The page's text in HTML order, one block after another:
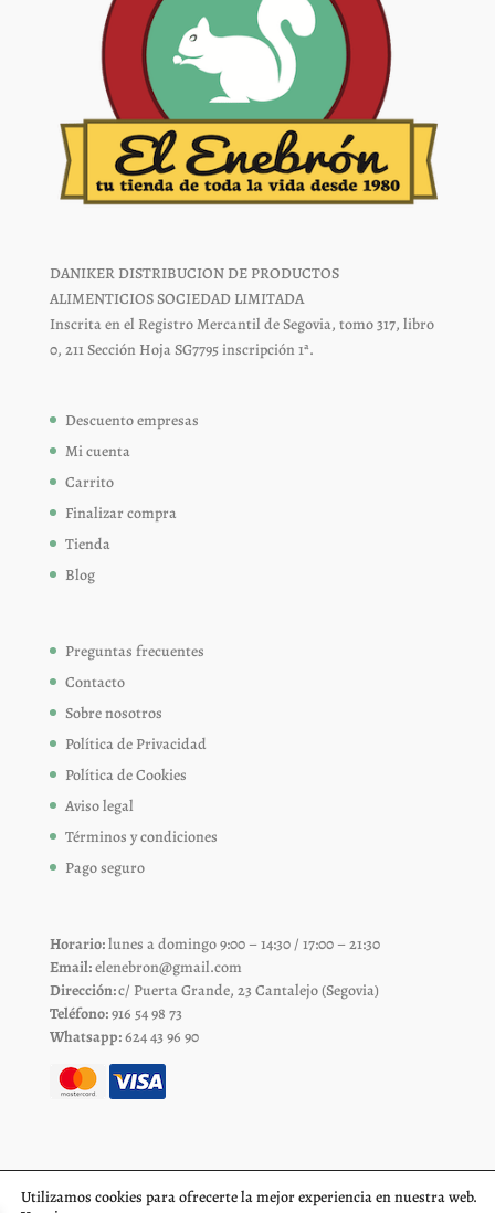
DANIKER DISTRIBUCION DE PRODUCTOS
ALIMENTICIOS SOCIEDAD LIMITADA
Inscrita en el Registro Mercantil de Segovia, tomo 317, libro
0, 211 Sección Hoja SG7795 inscripción 1ª.
Descuento empresas
Mi cuenta
Carrito
Finalizar compra
Tienda
Blog
Preguntas frecuentes
Contacto
Sobre nosotros
Política de Privacidad
Política de Cookies
Aviso legal
Términos y condiciones
Pago seguro
Horario:lunes a domingo 9:00 – 14:30 / 17:00 – 21:30
Email:elenebron@gmail.com
Dirección:c/ Puerta Grande, 23 Cantalejo (Segovia)
Teléfono:916 54 98 73
Whatsapp:624 43 96 90
Utilizamos cookies para ofrecerte la mejor experiencia en nuestra web.